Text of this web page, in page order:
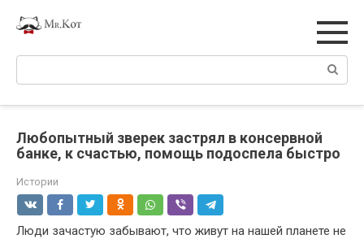
Поиск:
Любопытный зверек застрял в консервной
банке, к счастью, помощь подоспела быстро
Истории
Люди зачастую забывают, что живут на нашей планете не